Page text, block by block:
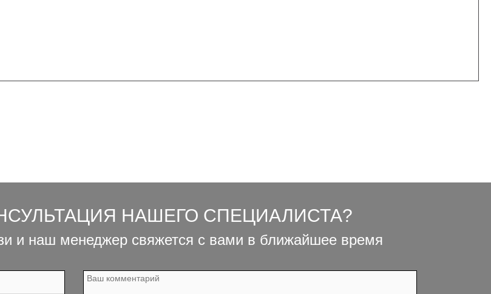
НАШЕГО СПЕЦИАЛИСТА?
и наш менеджер свяжется с вами в ближайшее время